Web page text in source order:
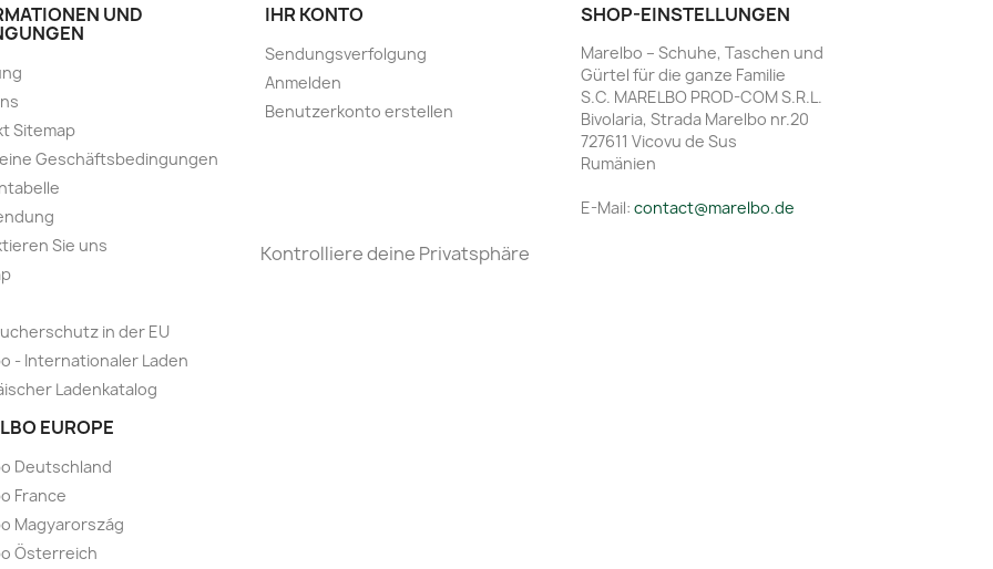
UND
Sitemap
Geschäftsbedingungen
Sie uns
in der EU
- Internationaler Laden
Ladenkatalog
EUROPE
Deutschland
France
Magyarország
Österreich
IHR KONTO
Sendungsverfolgung
Anmelden
Benutzerkonto erstellen
SHOP-EINSTELLUNGEN
Marelbo – Schuhe, Taschen und
Gürtel für die ganze Familie
S.C. MARELBO PROD-COM S.R.L.
Bivolaria, Strada Marelbo nr.20
727611 Vicovu de Sus
Rumänien
E-Mail: contact@marelbo.de
Kontrolliere deine Privatsphäre